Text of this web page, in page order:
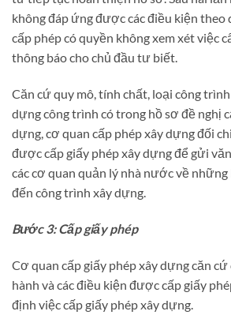
không đáp ứng được các điều kiện theo
cấp phép có quyền không xem xét việc
thông báo cho chủ đầu tư biết.
Căn cứ quy mô, tính chất, loại công
dựng công trình có trong hồ sơ đề nghị
dựng, cơ quan cấp phép xây dựng đối
được cấp giấy phép xây dựng để gửi
các cơ quan quản lý nhà nước về
đến công trình xây dựng.
Bước 3: Cấp giấy phép
Cơ quan cấp giấy phép xây dựng căn cứ
hành và các điều kiện được cấp giấy
định việc cấp giấy phép xây dựng.